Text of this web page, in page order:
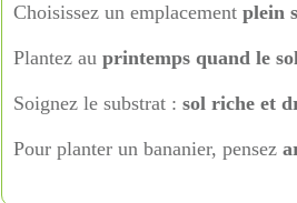
Choisissez un emplacement plein
Plantez au printemps quand le
Soignez le substrat : sol riche et
Pour planter un bananier, pensez